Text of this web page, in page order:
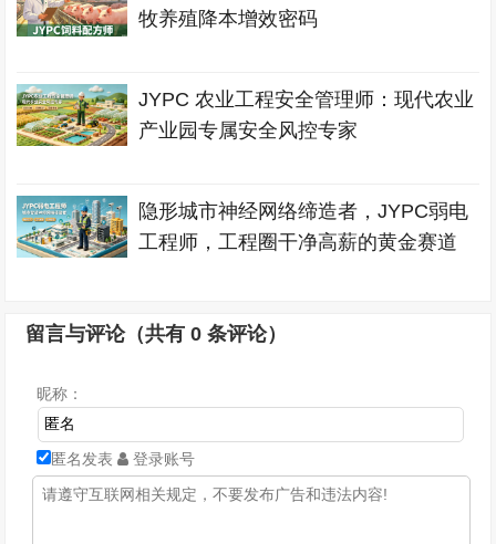
牧养殖降本增效密码
JYPC 农业工程安全管理师：现代农业
产业园专属安全风控专家
隐形城市神经网络缔造者，JYPC弱电
工程师，工程圈干净高薪的黄金赛道
留言与评论（共有0 条评论）
昵称：
匿名发表 登录账号